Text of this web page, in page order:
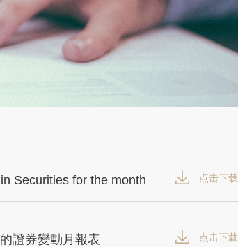
Securities for the month
点击下载
證券變動月報表 点击下载